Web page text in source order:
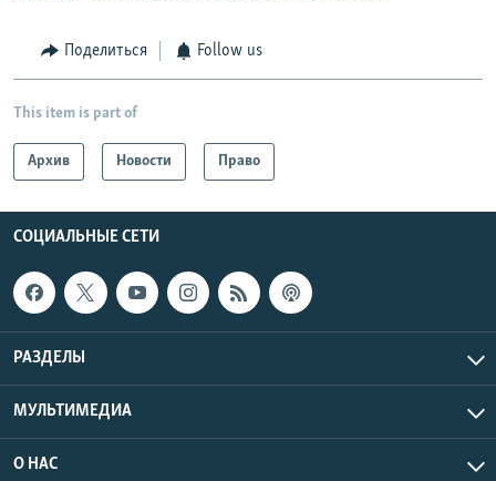
Поделиться Follow us
This item is part of
Архив Новости Право
СОЦИАЛЬНЫЕ СЕТИ
РАЗДЕЛЫ
МУЛЬТИМЕДИА
О НАС